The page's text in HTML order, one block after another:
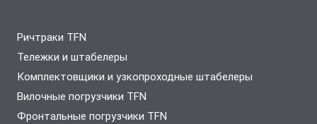
Ричтраки TFN
Тележки и штабелеры
Комплектовщики и узкопроходные штабелеры
Вилочные погрузчики TFN
Фронтальные погрузчики TFN